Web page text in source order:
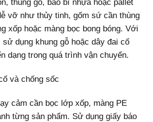
thùng gỗ, bao bì nhựa hoặc pallet
vỡ như thủy tinh, gốm sứ cần thùng
xốp hoặc màng bọc bong bóng. Với
sử dụng khung gỗ hoặc dây đai cố
dạng trong quá trình vận chuyển.
và chống sốc
cảm cần bọc lớp xốp, màng PE
từng sản phẩm. Sử dụng giấy báo